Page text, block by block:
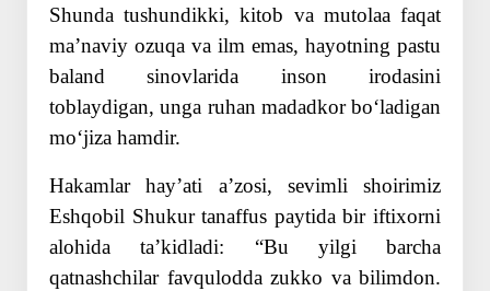
Shunda tushundikki, kitob va mutolaa faqat
maʼnaviy ozuqa va ilm emas, hayotning pastu
baland sinovlarida inson irodasini
toblaydigan, unga ruhan madadkor boʻladigan
moʻjiza hamdir.
Hakamlar hayʼati aʼzosi, sevimli shoi­rimiz
Eshqobil Shukur tanaffus paytida bir iftixorni
alohida taʼkidladi: “Bu yilgi barcha
qatnashchilar favqulodda zukko va bilimdon.